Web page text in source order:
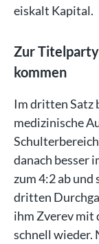
eiskalt Kapital.
Zur
kommen
Im dritten Satz
medizinische
danach besser
zum 4:2 ab und
dritten
ihm Zverev mit
schnell wieder.